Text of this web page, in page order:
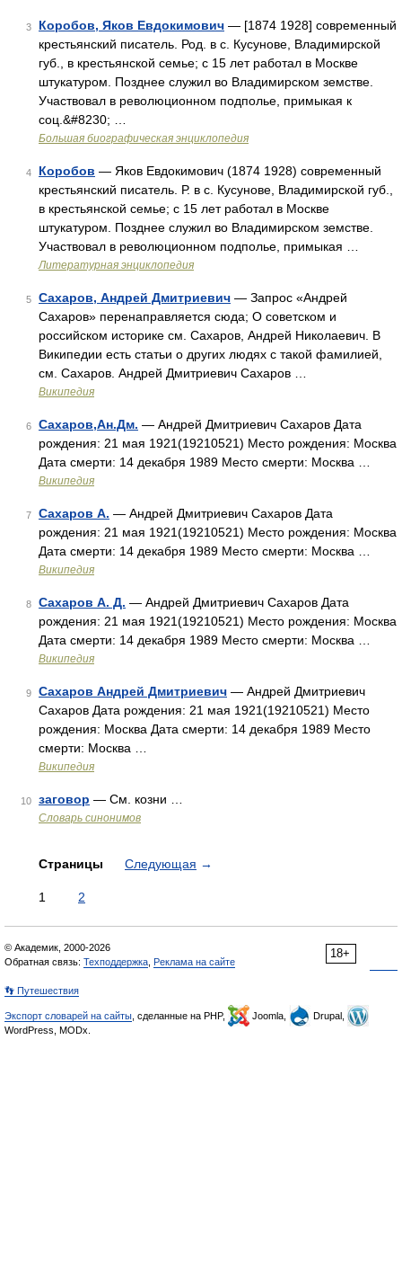
3 Коробов, Яков Евдокимович — [1874 1928] современный
крестьянский писатель. Род. в с. Кусунове, Владимирской
губ., в крестьянской семье; с 15 лет работал в Москве
штукатуром. Позднее служил во Владимирском земстве.
Участвовал в революционном подполье, примыкая к
соц.&#8230; …
Большая биографическая энциклопедия
4 Коробов — Яков Евдокимович (1874 1928) современный
крестьянский писатель. Р. в с. Кусунове, Владимирской губ.,
в крестьянской семье; с 15 лет работал в Москве
штукатуром. Позднее служил во Владимирском земстве.
Участвовал в революционном подполье, примыкая …
Литературная энциклопедия
5 Сахаров, Андрей Дмитриевич — Запрос «Андрей
Сахаров» перенаправляется сюда; О советском и
российском историке см. Сахаров, Андрей Николаевич. В
Википедии есть статьи о других людях с такой фамилией,
см. Сахаров. Андрей Дмитриевич Сахаров …
Википедия
6 Сахаров,Ан.Дм. — Андрей Дмитриевич Сахаров Дата
рождения: 21 мая 1921(19210521) Место рождения: Москва
Дата смерти: 14 декабря 1989 Место смерти: Москва …
Википедия
7 Сахаров А. — Андрей Дмитриевич Сахаров Дата
рождения: 21 мая 1921(19210521) Место рождения: Москва
Дата смерти: 14 декабря 1989 Место смерти: Москва …
Википедия
8 Сахаров А. Д. — Андрей Дмитриевич Сахаров Дата
рождения: 21 мая 1921(19210521) Место рождения: Москва
Дата смерти: 14 декабря 1989 Место смерти: Москва …
Википедия
9 Сахаров Андрей Дмитриевич — Андрей Дмитриевич
Сахаров Дата рождения: 21 мая 1921(19210521) Место
рождения: Москва Дата смерти: 14 декабря 1989 Место
смерти: Москва …
Википедия
10 заговор — См. козни …
Словарь синонимов
Страницы Следующая →
1 2
18+
© Академик, 2000-2026
Обратная связь: Техподдержка Реклама на сайте
👣 Путешествия
Экспорт словарей на сайты , сделанные на PHP, Joomla,
Drupal,
WordPress, MODx.